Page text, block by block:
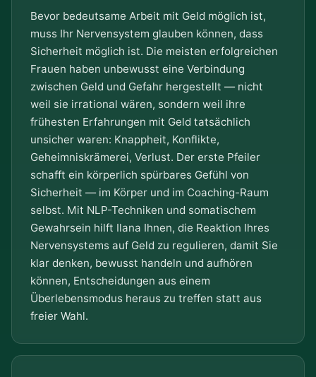
Bevor bedeutsame Arbeit mit Geld möglich ist,
muss Ihr Nervensystem glauben können, dass
Sicherheit möglich ist. Die meisten erfolgreichen
Frauen haben unbewusst eine Verbindung
zwischen Geld und Gefahr hergestellt — nicht
weil sie irrational wären, sondern weil ihre
frühesten Erfahrungen mit Geld tatsächlich
unsicher waren: Knappheit, Konflikte,
Geheimniskrämerei, Verlust. Der erste Pfeiler
schafft ein körperlich spürbares Gefühl von
Sicherheit — im Körper und im Coaching-Raum
selbst. Mit NLP-Techniken und somatischem
Gewahrsein hilft Ilana Ihnen, die Reaktion Ihres
Nervensystems auf Geld zu regulieren, damit Sie
klar denken, bewusst handeln und aufhören
können, Entscheidungen aus einem
Überlebensmodus heraus zu treffen statt aus
freier Wahl.